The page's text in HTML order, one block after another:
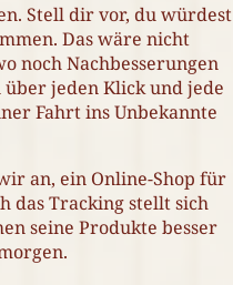
Stell dir vor, du würdest
Das wäre nicht
noch Nachbesserungen
jeden Klick und jede
Fahrt ins Unbekannte
an, ein Online-Shop für
das Tracking stellt sich
seine Produkte besser